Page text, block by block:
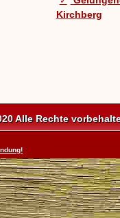
Kirchberg
Alle Rechte